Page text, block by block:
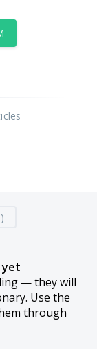
yet
— they will
Use the
through